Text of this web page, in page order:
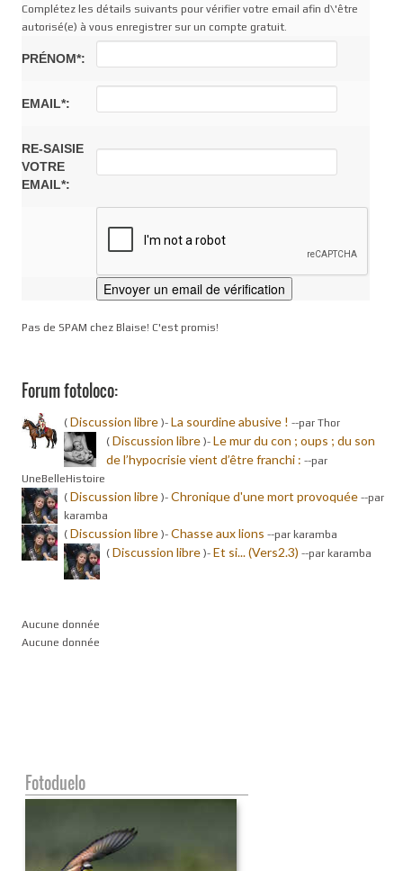
Complétez les détails suivants pour vérifier votre email afin d\'être
autorisé(e) à vous enregistrer sur un compte gratuit.
PRÉNOM*:
EMAIL*:
RE-SAISIE
VOTRE
EMAIL*:
Pas de SPAM chez Blaise! C'est promis!
Forum fotoloco:
( Discussion libre )- La sourdine abusive ! --par Thor
( Discussion libre )- Le mur du con ; oups ; du son
de l’hypocrisie vient d’être franchi : --par
UneBelleHistoire
( Discussion libre )- Chronique d'une mort provoquée --par
karamba
( Discussion libre )- Chasse aux lions --par karamba
( Discussion libre )- Et si... (Vers2.3) --par karamba
Aucune donnée
Aucune donnée
Fotoduelo